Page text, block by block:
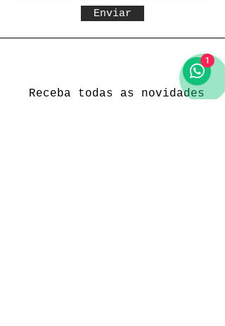
Enviar
Receba todas as novidades
1